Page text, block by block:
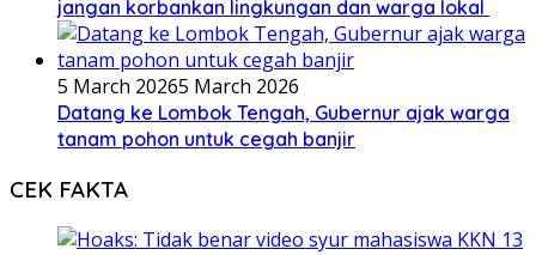
jangan korbankan lingkungan dan warga lokal
5 March 20265 March 2026
Datang ke Lombok Tengah, Gubernur ajak warga
tanam pohon untuk cegah banjir
CEK FAKTA